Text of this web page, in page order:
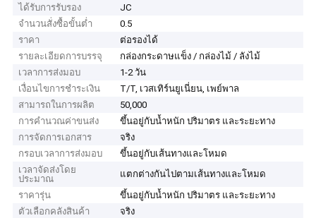
ได้รับการรับรอง
JC
จำนวนสั่งซื้อขั้นต่ำ
0.5
ราคา
ต่อรองได้
รายละเอียดการบรรจุ
กล่องกระดาษแข็ง / กล่องไม้ / ลังไม้
เวลาการส่งมอบ
1-2 วัน
เงื่อนไขการชำระเงิน
T/T, เวสเทิร์นยูเนี่ยน, เพย์พาล
สามารถในการผลิต
50,000
การคำนวณค่าขนส่ง
ขึ้นอยู่กับน้ำหนัก ปริมาตร และระยะทาง
การจัดการเอกสาร
จริง
กรอบเวลาการส่งมอบ
ขึ้นอยู่กับเส้นทางและโหมด
เวลาจัดส่งโดย
ประมาณ
แตกต่างกันไปตามเส้นทางและโหมด
ราคารุ่น
ขึ้นอยู่กับน้ำหนัก ปริมาตร และระยะทาง
ตัวเลือกคลังสินค้า
จริง